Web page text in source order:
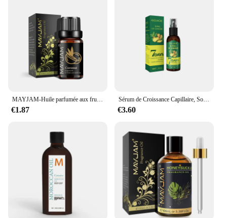
MAYJAM-Huile parfumée aux fruits Harvey, AMP WaterNeutrMango, aucun pour humidificateur, bougie, désodorisant exécutif Regina, 10ml
€1.87
Sérum de Croissance Capillaire, Soin Alopécie, Soin de Bain, Racines Capillaires, Essence Dense, Réparation du Cuir oral elu, 30/50ml
€3.60